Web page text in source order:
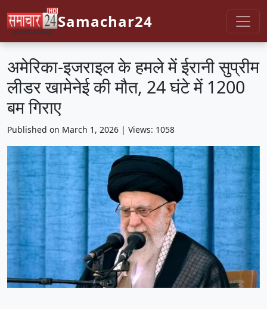
Samachar24
अमेरिका-इजराइल के हमले में ईरानी सुप्रीम
लीडर खामेनेई की मौत, 24 घंटे में 1200
बम गिराए
Published on March 1, 2026 | Views: 1058